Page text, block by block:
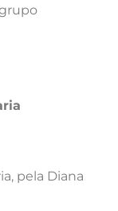
pela Diana